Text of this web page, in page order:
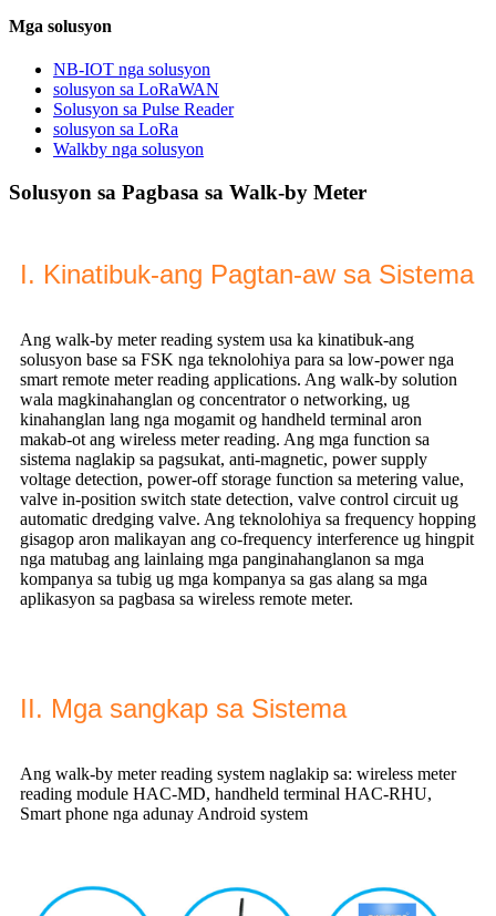
Mga solusyon
NB-IOT nga solusyon
solusyon sa LoRaWAN
Solusyon sa Pulse Reader
solusyon sa LoRa
Walkby nga solusyon
Solusyon sa Pagbasa sa Walk-by Meter
I. Kinatibuk-ang Pagtan-aw sa Sistema
Ang walk-by meter reading system usa ka kinatibuk-ang
solusyon base sa FSK nga teknolohiya para sa low-power nga
smart remote meter reading applications. Ang walk-by solution
wala magkinahanglan og concentrator o networking, ug
kinahanglan lang nga mogamit og handheld terminal aron
makab-ot ang wireless meter reading. Ang mga function sa
sistema naglakip sa pagsukat, anti-magnetic, power supply
voltage detection, power-off storage function sa metering value,
valve in-position switch state detection, valve control circuit ug
automatic dredging valve. Ang teknolohiya sa frequency hopping
gisagop aron malikayan ang co-frequency interference ug hingpit
nga matubag ang lainlaing mga panginahanglanon sa mga
kompanya sa tubig ug mga kompanya sa gas alang sa mga
aplikasyon sa pagbasa sa wireless remote meter.
II. Mga sangkap sa Sistema
Ang walk-by meter reading system naglakip sa: wireless meter
reading module HAC-MD, handheld terminal HAC-RHU,
Smart phone nga adunay Android system